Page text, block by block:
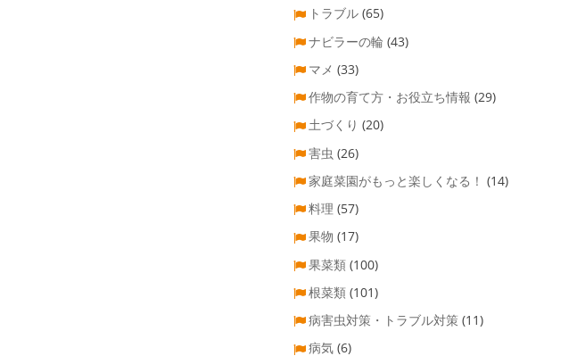
トラブル (65)
ナビラーの輪 (43)
マメ (33)
作物の育て方・お役立ち情報 (29)
土づくり (20)
害虫 (26)
家庭菜園がもっと楽しくなる！ (14)
料理 (57)
果物 (17)
果菜類 (100)
根菜類 (101)
病害虫対策・トラブル対策 (11)
病気 (6)